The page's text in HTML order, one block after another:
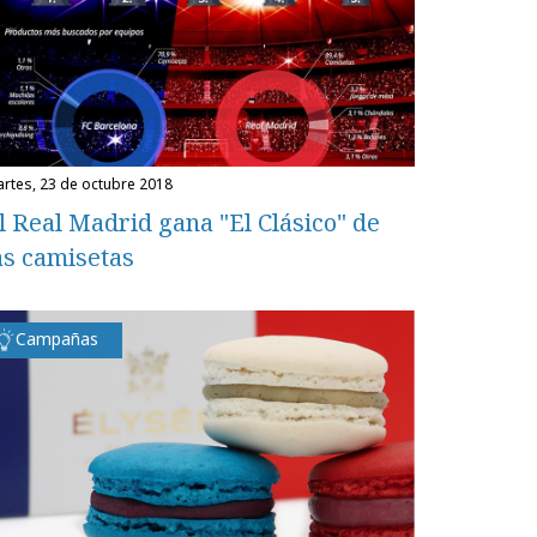
23 de octubre 2018
Real Madrid gana "El Clásico" de
camisetas
Campañas